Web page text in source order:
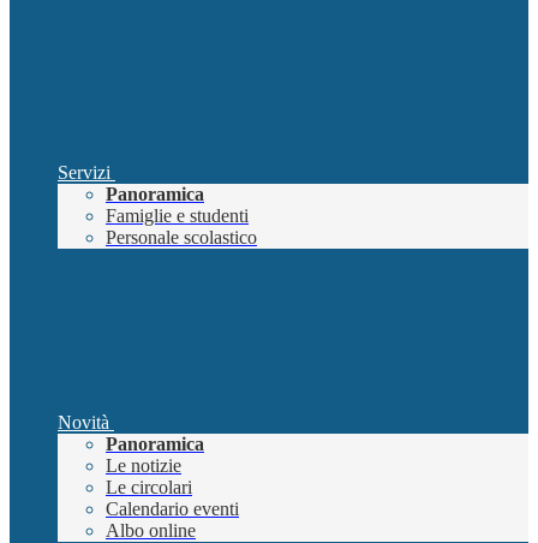
Servizi
Panoramica
Famiglie e studenti
Personale scolastico
Novità
Panoramica
Le notizie
Le circolari
Calendario eventi
Albo online